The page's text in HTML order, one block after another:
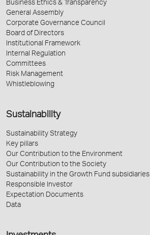
Business Ethics & Transparency
General Assembly
Corporate Governance Council
Board of Directors
Institutional Framework
Internal Regulation
Committees
Risk Management
Whistleblowing
Sustainability
Sustainability Strategy
Key pillars
Our Contribution to the Environment
Our Contribution to the Society
Sustainability in the Growth Fund subsidiaries
Responsible Investor
Expectation Documents
Data